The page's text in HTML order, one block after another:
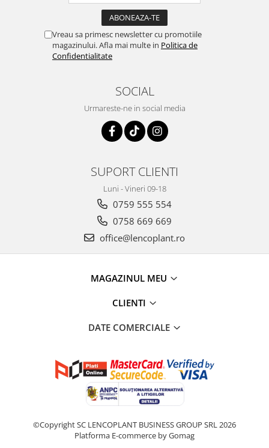
Vreau sa primesc newsletter cu promotiile
magazinului. Afla mai multe in Politica de
Confidentialitate
SOCIAL
Urmareste-ne in social media
SUPORT CLIENTI
Luni - Vineri 09-18
0759 555 554
0758 669 669
office@lencoplant.ro
MAGAZINUL MEU
CLIENTI
DATE COMERCIALE
©Copyright SC LENCOPLANT BUSINESS GROUP SRL 2026
Platforma E-commerce by Gomag